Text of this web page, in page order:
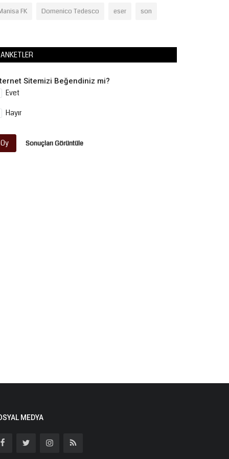
FK Domenico Tedesco eser son
ANKETLER
Sitemizi Beğendiniz mi?
Evet
Hayır
Oy Sonuçları Görüntüle
MEDYA